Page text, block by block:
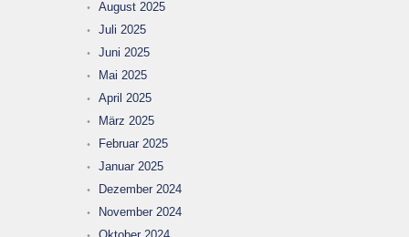
August 2025
Juli 2025
Juni 2025
Mai 2025
April 2025
März 2025
Februar 2025
Januar 2025
Dezember 2024
November 2024